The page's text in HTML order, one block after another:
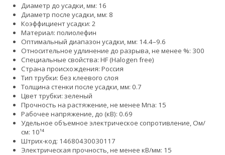
Диаметр до усадки, мм: 16
Диаметр после усадки, мм: 8
Коэффициент усадки: 2
Материал: полиолефин
Оптимальный диапазон усадки, мм: 14.4–9.6
Относительное удлинение до разрыва, не менее %: 300
Специальные свойства: HF (Halogen free)
Страна происхождения: Россия
Тип трубки: без клеевого слоя
Толщина стенки после усадки, мм: 0.7
Цвет трубки: зеленый
Прочность на растяжение, не менее Мпа: 15
Рабочее напряжение, до (кВ): 0.69
Удельное объемное электрическое сопротивление, Ом/
см: 10¹⁴
Штрих-код: 14680430030117
Электрическая прочность, не менее кВ/мм: 15